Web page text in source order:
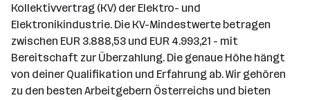
Kollektivvertrag (KV) der Elektro- und
Elektronikindustrie. Die KV-Mindestwerte betragen
zwischen EUR 3.888,53 und EUR 4.993,21 - mit
Bereitschaft zur Überzahlung. Die genaue Höhe hängt
von deiner Qualifikation und Erfahrung ab. Wir gehören
zu den besten Arbeitgebern Österreichs und bieten